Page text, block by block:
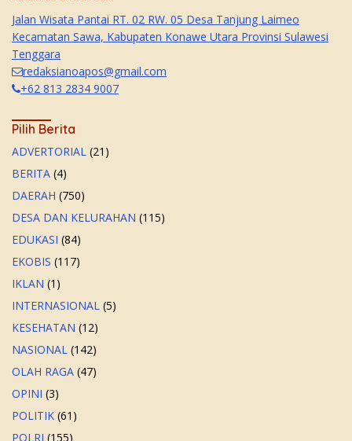
Jalan Wisata Pantai RT. 02 RW. 05 Desa Tanjung Laimeo
Kecamatan Sawa, Kabupaten Konawe Utara Provinsi Sulawesi
Tenggara
redaksianoapos@gmail.com
+62 813 2834 9007
Pilih Berita
ADVERTORIAL (21)
BERITA (4)
DAERAH (750)
DESA DAN KELURAHAN (115)
EDUKASI (84)
EKOBIS (117)
IKLAN (1)
INTERNASIONAL (5)
KESEHATAN (12)
NASIONAL (142)
OLAH RAGA (47)
OPINI (3)
POLITIK (61)
POLRI (155)